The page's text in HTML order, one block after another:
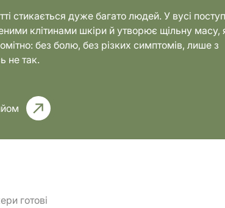
стикається дуже багато людей. У вусі
клітинами шкіри й утворює щільну масу,
без болю, без різких симптомів, лише з
не так.
готові